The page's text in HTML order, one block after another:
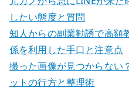
ー
シ
ョ
ン
したい態度と質問
知人からの副業勧誘で高額
係を利用した手口と注意点
撮った画像が見つからない
ットの行方と整理術